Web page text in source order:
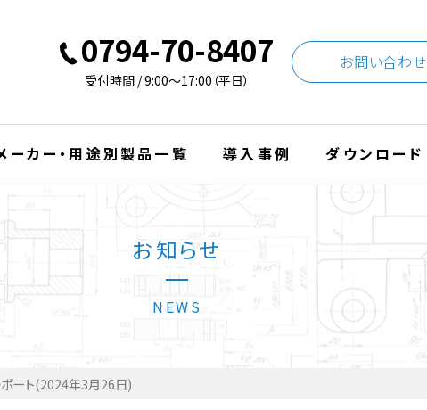
0794-70-8407
受付時間 / 9:00〜17:00（平日）
お問い合わせ
ーカー・用途別製品一覧 導入事例 ダウンロード
お知らせ
NEWS
ート(2024年3月26日)